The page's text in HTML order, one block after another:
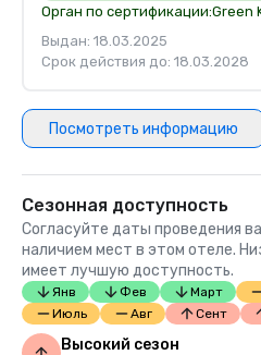
Орган по сертификации:Green
Выдан: 18.03.2025
Срок действия до: 18.03.2028
Посмотреть информацию
Сезонная доступность
Согласуйте даты проведения
наличием мест в этом отеле.
имеет лучшую доступность.
Янв Фев Март
Июль
Авг Сент
Высокий сезон